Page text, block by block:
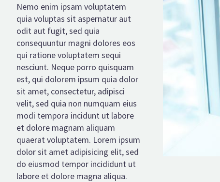
Nemo enim ipsam voluptatem
quia voluptas sit aspernatur aut
odit aut fugit, sed quia
consequuntur magni dolores eos
qui ratione voluptatem sequi
nesciunt. Neque porro quisquam
est, qui dolorem ipsum quia dolor
sit amet, consectetur, adipisci
velit, sed quia non numquam eius
modi tempora incidunt ut labore
et dolore magnam aliquam
quaerat voluptatem. Lorem ipsum
dolor sit amet adipisicing elit, sed
do eiusmod tempor incididunt ut
labore et dolore magna aliqua.